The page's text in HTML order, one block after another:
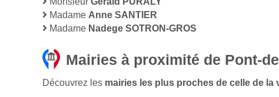
Madame Anne SANTIER
Madame Nadege SOTRON-GROS
Mairies à proximité de Pont-
Découvrez les mairies les plus proches de celle de la